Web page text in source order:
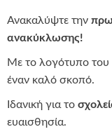
Ανακαλύψτε την
ανακύκλωσης!
Με το λογότυπο του
έναν καλό σκοπό.
Ιδανική για το
ευαισθησία.